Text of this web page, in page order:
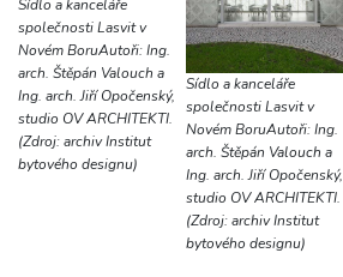
Sídlo a kanceláře
společnosti Lasvit v
Novém BoruAutoři: Ing.
arch. Štěpán Valouch a
Ing. arch. Jiří Opočenský,
studio OV ARCHITEKTI.
(Zdroj: archiv Institut
bytového designu)
Sídlo a kanceláře
společnosti Lasvit v
Novém BoruAutoři: Ing.
arch. Štěpán Valouch a
Ing. arch. Jiří Opočenský,
studio OV ARCHITEKTI.
(Zdroj: archiv Institut
bytového designu)